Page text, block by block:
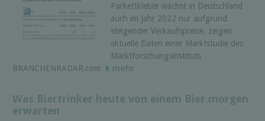
Parkettkleber wächst in Deutschland
auch im Jahr 2022 nur aufgrund
steigender Verkaufspreise, zeigen
aktuelle Daten einer Marktstudie des
Marktforschungsinstituts
BRANCHENRADAR.com
mehr
Was Biertrinker heute von einem Bier morgen
erwarten